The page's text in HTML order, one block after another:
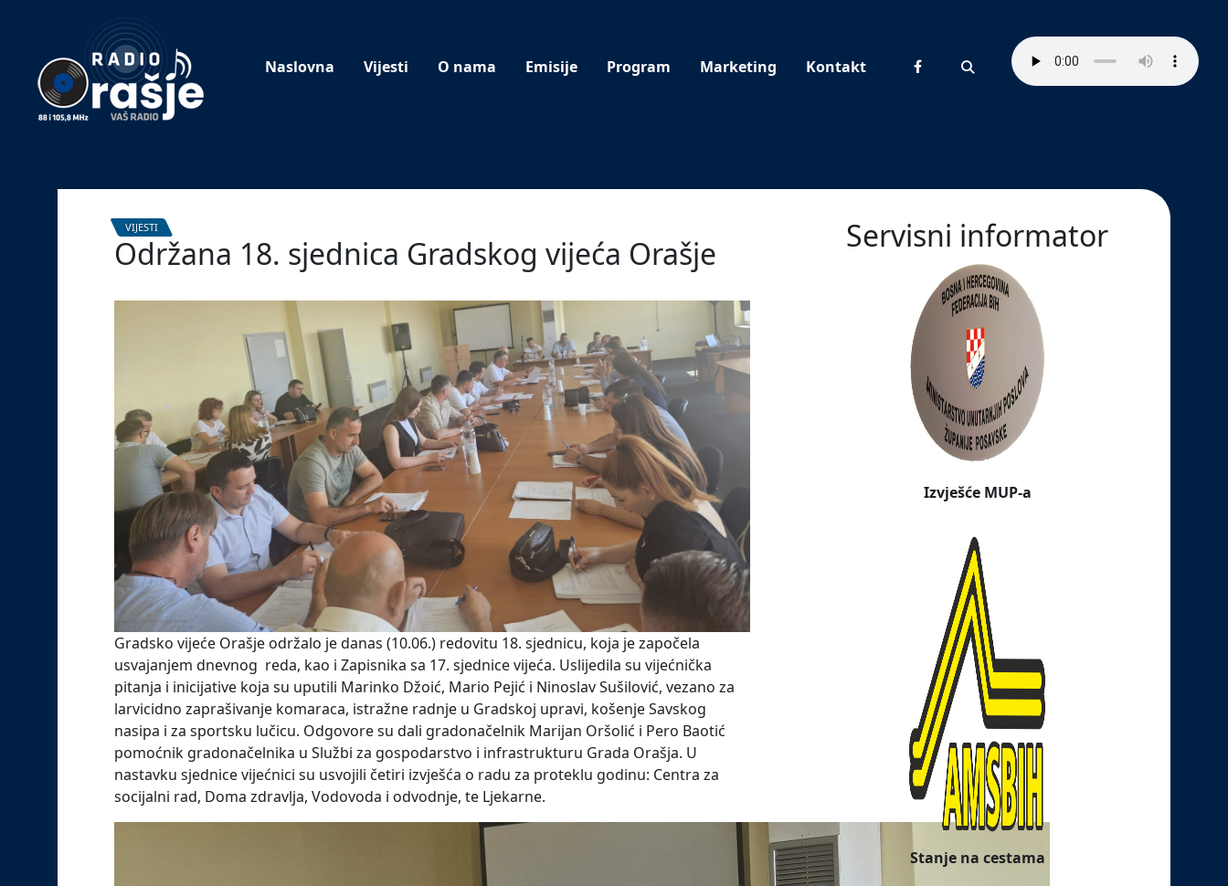
website!
Naslovna Vijesti O nama Emisije Program Marketing Kontakt
VIJESTI
Održana 18. sjednica Gradskog vijeća Orašje
Gradsko vijeće Orašje održalo je danas (10.06.) redovitu 18. sjednicu, koja je započela
usvajanjem dnevnog reda, kao i Zapisnika sa 17. sjednice vijeća. Uslijedila su vijećnička
pitanja i inicijative koja su uputili Marinko Džoić, Mario Pejić i Ninoslav Sušilović, vezano za
larvicidno zaprašivanje komaraca, istražne radnje u Gradskoj upravi, košenje Savskog
nasipa i za sportsku lučicu. Odgovore su dali gradonačelnik Marijan Oršolić i Pero Baotić
pomoćnik gradonačelnika u Službi za gospodarstvo i infrastrukturu Grada Orašja. U
nastavku sjednice vijećnici su usvojili četiri izvješća o radu za proteklu godinu: Centra za
socijalni rad, Doma zdravlja, Vodovoda i odvodnje, te Ljekarne.
Servisni informator
Izvješće MUP-a
Stanje na cestama